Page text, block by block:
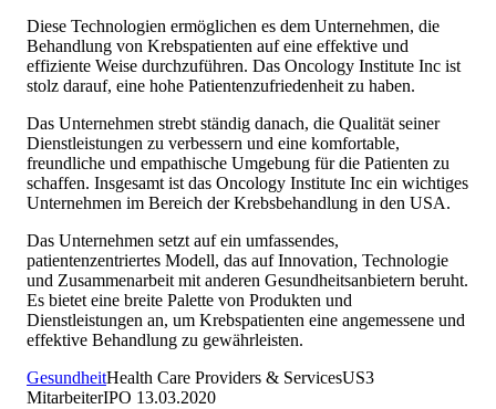
Diese Technologien ermöglichen es dem Unternehmen, die
Behandlung von Krebspatienten auf eine effektive und
effiziente Weise durchzuführen. Das Oncology Institute Inc ist
stolz darauf, eine hohe Patientenzufriedenheit zu haben.
Das Unternehmen strebt ständig danach, die Qualität seiner
Dienstleistungen zu verbessern und eine komfortable,
freundliche und empathische Umgebung für die Patienten zu
schaffen. Insgesamt ist das Oncology Institute Inc ein wichtiges
Unternehmen im Bereich der Krebsbehandlung in den USA.
Das Unternehmen setzt auf ein umfassendes,
patientenzentriertes Modell, das auf Innovation, Technologie
und Zusammenarbeit mit anderen Gesundheitsanbietern beruht.
Es bietet eine breite Palette von Produkten und
Dienstleistungen an, um Krebspatienten eine angemessene und
effektive Behandlung zu gewährleisten.
GesundheitHealth Care Providers & ServicesUS3
MitarbeiterIPO 13.03.2020